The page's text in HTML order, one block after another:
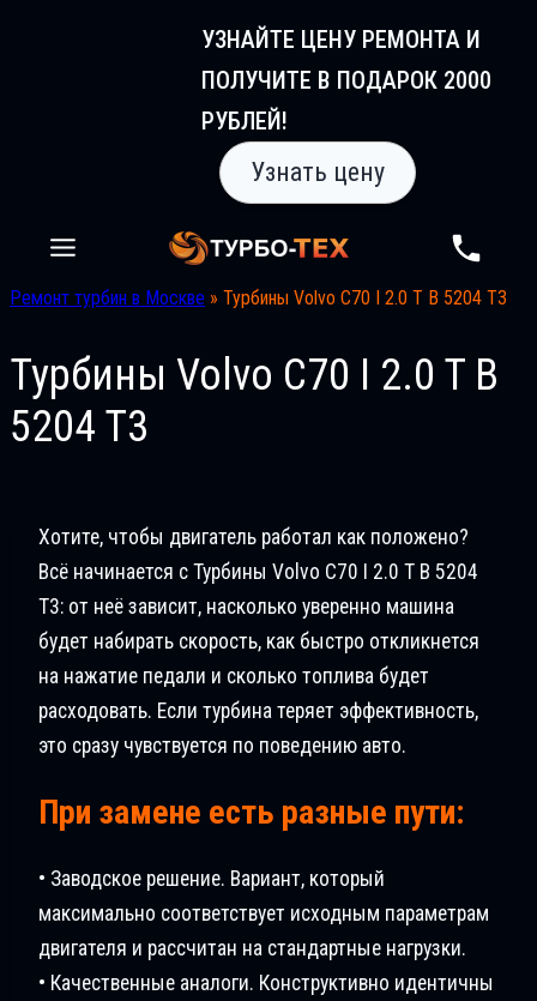
УЗНАЙТЕ ЦЕНУ РЕМОНТА И
ПОЛУЧИТЕ В ПОДАРОК 2000
РУБЛЕЙ!
Узнать цену
Ремонт турбин в Москве » Турбины Volvo C70 I 2.0 T B 5204 T3
Турбины Volvo C70 I 2.0 T B
5204 T3
Хотите, чтобы двигатель работал как положено?
Всё начинается с Турбины Volvo C70 I 2.0 T B 5204
T3: от неё зависит, насколько уверенно машина
будет набирать скорость, как быстро откликнется
на нажатие педали и сколько топлива будет
расходовать. Если турбина теряет эффективность,
это сразу чувствуется по поведению авто.
При замене есть разные пути:
• Заводское решение. Вариант, который
максимально соответствует исходным параметрам
двигателя и рассчитан на стандартные нагрузки.
• Качественные аналоги. Конструктивно идентичны